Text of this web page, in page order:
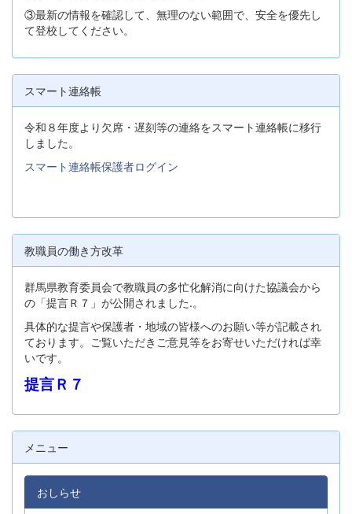
③最新の情報を確認して、無理のない範囲で、安全を優先し
て登校してください。
スマート連絡帳
令和８年度より欠席・遅刻等の連絡をスマート連絡帳に移行
しました。
スマート連絡帳保護者ログイン
教職員の働き方改革
群馬県教育委員会で教職員の多忙化解消に向けた協議会から
の「提言Ｒ７」が公開されました.。
具体的な提言や保護者・地域の皆様へのお願い等が記載され
ております。ご覧いただきご意見等をお寄せいただければ幸
いです。
提言Ｒ７
メニュー
おしらせ